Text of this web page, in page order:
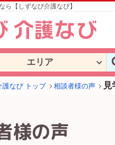
ら【しずなび介護なび】
エリア
護なび トップ 相談者様の声 見
様の声